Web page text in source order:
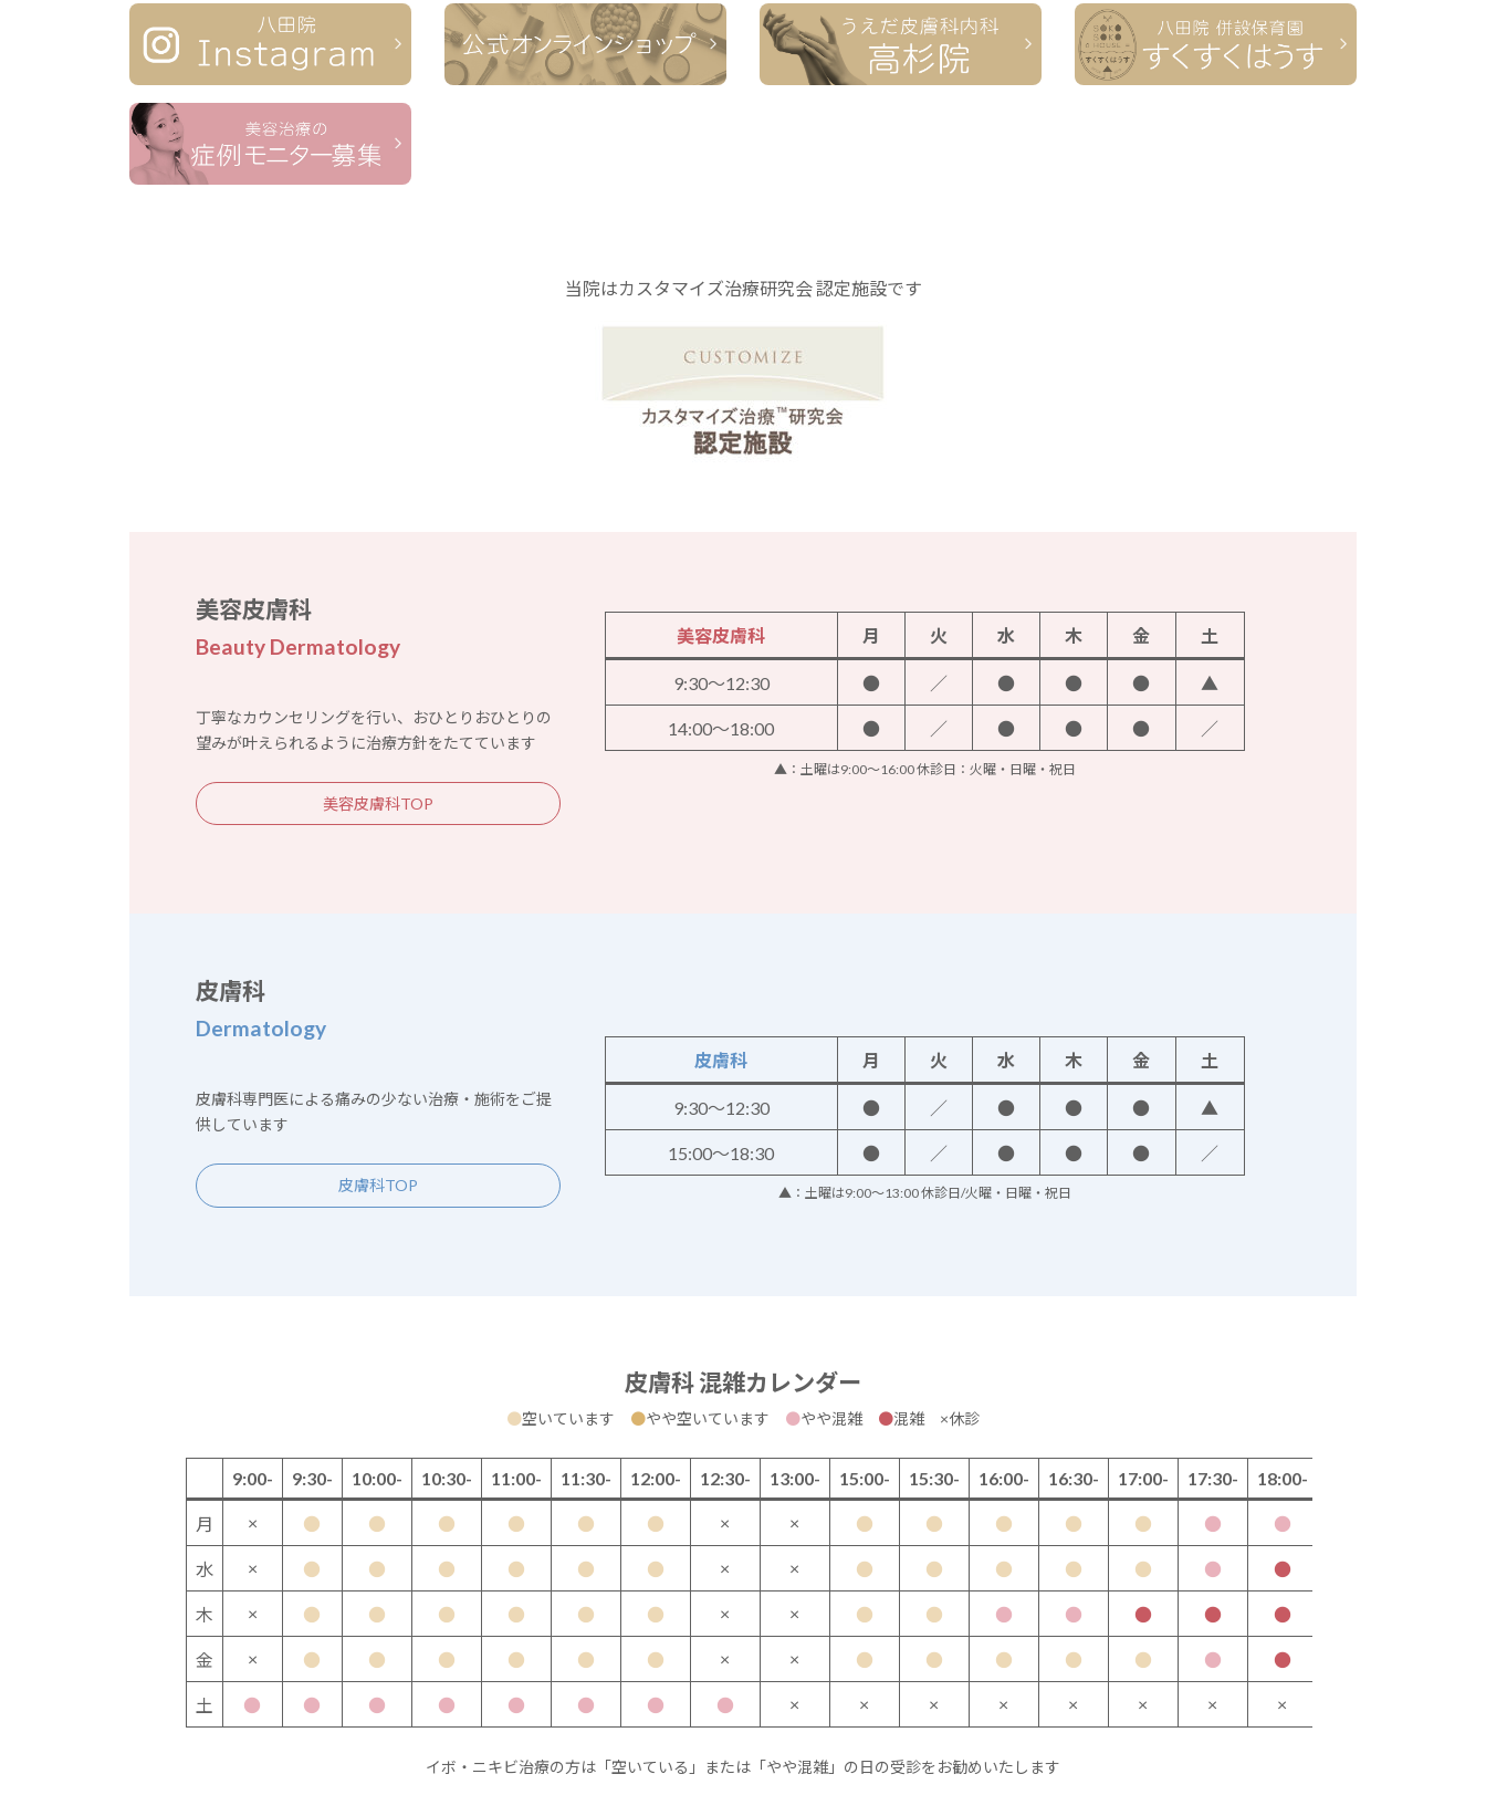
当院はカスタマイズ治療研究会 認定施設です
美容皮膚科
Beauty Dermatology
丁寧なカウンセリングを行い、おひとりおひとりの
望みが叶えられるように治療方針をたてています
美容皮膚科TOP
美容皮膚科 月 火 水 木 金 土
9:30～12:30 ● ／ ● ● ● ▲
14:00～18:00 ● ／ ● ● ● ／
▲：土曜は9:00～16:00 休診日：火曜・日曜・祝日
皮膚科
Dermatology
皮膚科専門医による痛みの少ない治療・施術をご提
供しています
皮膚科TOP
皮膚科 月 火 水 木 金 土
9:30～12:30 ● ／ ● ● ● ▲
15:00～18:30 ● ／ ● ● ● ／
▲：土曜は9:00～13:00 休診日/火曜・日曜・祝日
皮膚科 混雑カレンダー
●空いています ●やや空いています ●やや混雑 ●混雑 ×休診
9:00- 9:30- 10:00- 10:30- 11:00- 11:30- 12:00- 12:30- 13:00- 15:00- 15:30- 16:00- 16:30- 17:00- 17:30- 18:00-
月 × ● ● ● ● ● ● × × ● ● ● ● ● ● ●
水 × ● ● ● ● ● ● × × ● ● ● ● ● ● ●
木 × ● ● ● ● ● ● × × ● ● ● ● ● ● ●
金 × ● ● ● ● ● ● × × ● ● ● ● ● ● ●
土 ● ● ● ● ● ● ● ● × × × × × × × ×
イボ・ニキビ治療の方は「空いている」または「やや混雑」の日の受診をお勧めいたします